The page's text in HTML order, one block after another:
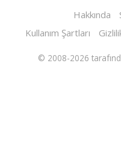
Hakkında
Kullanım Şartları
© 2008-2026